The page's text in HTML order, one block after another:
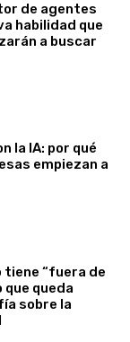
de agentes
habilidad que
a buscar
la IA: por qué
empiezan a
tiene “fuera de
queda
sobre la